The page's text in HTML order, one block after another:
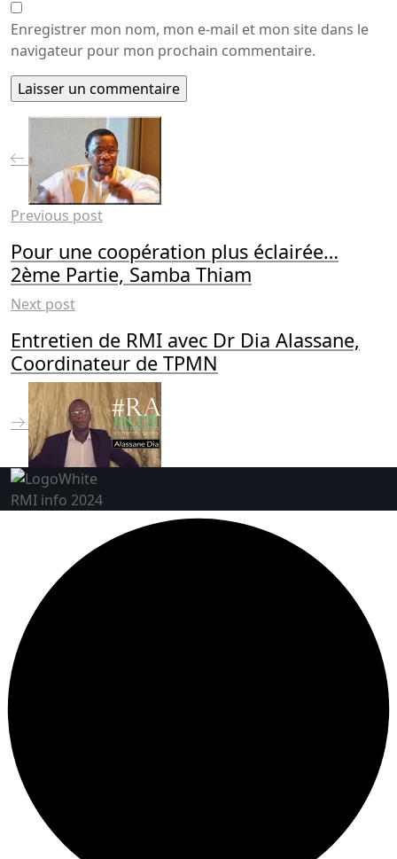
Enregistrer mon nom, mon e-mail et mon site dans le
navigateur pour mon prochain commentaire.
Previous post
Pour une coopération plus éclairée…
2ème Partie, Samba Thiam
Next post
Entretien de RMI avec Dr Dia Alassane,
Coordinateur de TPMN
RMI info 2024